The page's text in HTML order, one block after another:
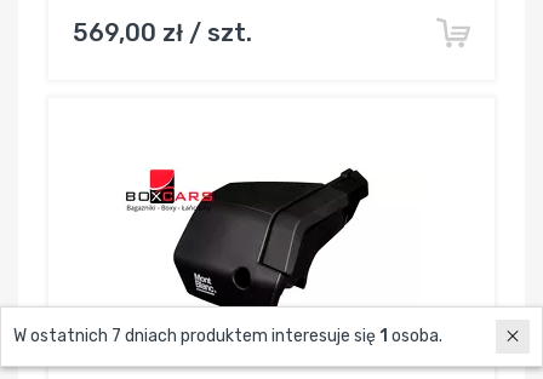
569,00 zł / szt.
W ostatnich 7 dniach produktem interesuje się 1 osoba.